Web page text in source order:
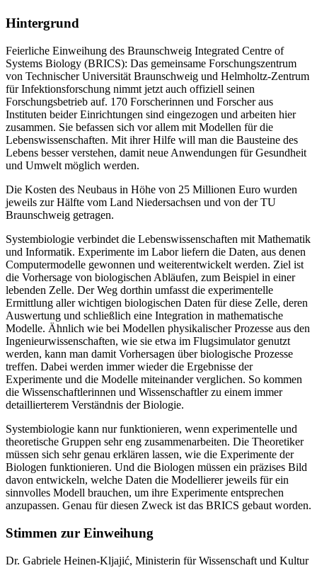
Hintergrund
Feierliche Einweihung des Braunschweig Integrated Centre of
Systems Biology (BRICS): Das gemeinsame Forschungszentrum
von Technischer Universität Braunschweig und Helmholtz-Zentrum
für Infektionsforschung nimmt jetzt auch offiziell seinen
Forschungsbetrieb auf. 170 Forscherinnen und Forscher aus
Instituten beider Einrichtungen sind eingezogen und arbeiten hier
zusammen. Sie befassen sich vor allem mit Modellen für die
Lebenswissenschaften. Mit ihrer Hilfe will man die Bausteine des
Lebens besser verstehen, damit neue Anwendungen für Gesundheit
und Umwelt möglich werden.
Die Kosten des Neubaus in Höhe von 25 Millionen Euro wurden
jeweils zur Hälfte vom Land Niedersachsen und von der TU
Braunschweig getragen.
Systembiologie verbindet die Lebenswissenschaften mit Mathematik
und Informatik. Experimente im Labor liefern die Daten, aus denen
Computermodelle gewonnen und weiterentwickelt werden. Ziel ist
die Vorhersage von biologischen Abläufen, zum Beispiel in einer
lebenden Zelle. Der Weg dorthin umfasst die experimentelle
Ermittlung aller wichtigen biologischen Daten für diese Zelle, deren
Auswertung und schließlich eine Integration in mathematische
Modelle. Ähnlich wie bei Modellen physikalischer Prozesse aus den
Ingenieurwissenschaften, wie sie etwa im Flugsimulator genutzt
werden, kann man damit Vorhersagen über biologische Prozesse
treffen. Dabei werden immer wieder die Ergebnisse der
Experimente und die Modelle miteinander verglichen. So kommen
die Wissenschaftlerinnen und Wissenschaftler zu einem immer
detaillierterem Verständnis der Biologie.
Systembiologie kann nur funktionieren, wenn experimentelle und
theoretische Gruppen sehr eng zusammenarbeiten. Die Theoretiker
müssen sich sehr genau erklären lassen, wie die Experimente der
Biologen funktionieren. Und die Biologen müssen ein präzises Bild
davon entwickeln, welche Daten die Modellierer jeweils für ein
sinnvolles Modell brauchen, um ihre Experimente entsprechen
anzupassen. Genau für diesen Zweck ist das BRICS gebaut worden.
Stimmen zur Einweihung
Dr. Gabriele Heinen-Kljajić, Ministerin für Wissenschaft und Kultur